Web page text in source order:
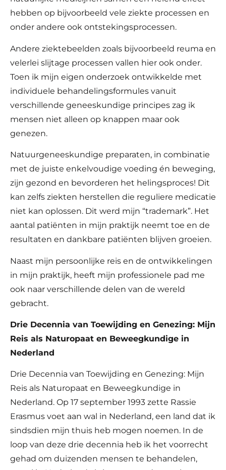
hebben op bijvoorbeeld vele ziekte processen en
onder andere ook ontstekingsprocessen.
Andere ziektebeelden zoals bijvoorbeeld reuma en
velerlei slijtage processen vallen hier ook onder.
Toen ik mijn eigen onderzoek ontwikkelde met
individuele behandelingsformules vanuit
verschillende geneeskundige principes zag ik
mensen niet alleen op knappen maar ook
genezen.
Natuurgeneeskundige preparaten, in combinatie
met de juiste enkelvoudige voeding én beweging,
zijn gezond en bevorderen het helingsproces! Dit
kan zelfs ziekten herstellen die reguliere medicatie
niet kan oplossen. Dit werd mijn “trademark”. Het
aantal patiënten in mijn praktijk neemt toe en de
resultaten en dankbare patiënten blijven groeien.
Naast mijn persoonlijke reis en de ontwikkelingen
in mijn praktijk, heeft mijn professionele pad me
ook naar verschillende delen van de wereld
gebracht.
Drie Decennia van Toewijding en Genezing: Mijn
Reis als Naturopaat en Beweegkundige in
Nederland
Drie Decennia van Toewijding en Genezing: Mijn
Reis als Naturopaat en Beweegkundige in
Nederland. Op 17 september 1993 zette Rassie
Erasmus voet aan wal in Nederland, een land dat ik
sindsdien mijn thuis heb mogen noemen. In de
loop van deze drie decennia heb ik het voorrecht
gehad om duizenden mensen te behandelen,